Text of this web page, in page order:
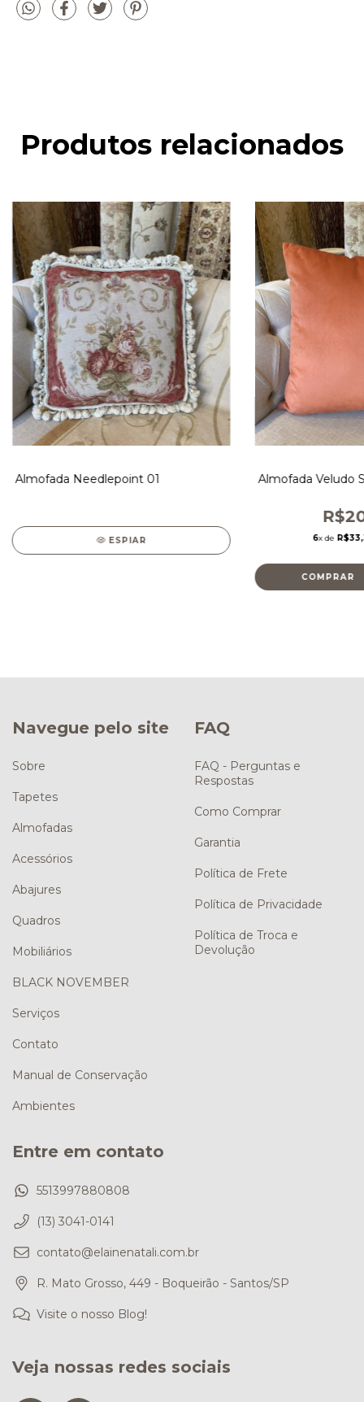
Produtos relacionados
Almofada Needlepoint 01
ESPIAR
Almofada Veludo
6x de
COMPRAR
Navegue pelo site
Sobre
Tapetes
Almofadas
Acessórios
Abajures
Quadros
Mobiliários
BLACK NOVEMBER
Serviços
Contato
Manual de Conservação
Ambientes
FAQ
FAQ - Perguntas e
Respostas
Como Comprar
Garantia
Política de Frete
Política de Privacidade
Política de Troca e
Devolução
Entre em contato
5513997880808
(13) 3041-0141
contato@elainenatali.com.br
R. Mato Grosso, 449 - Boqueirão - Santos/SP
Visite o nosso Blog!
Veja nossas redes sociais